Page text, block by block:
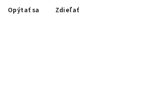
Opýtať sa Zdieľať